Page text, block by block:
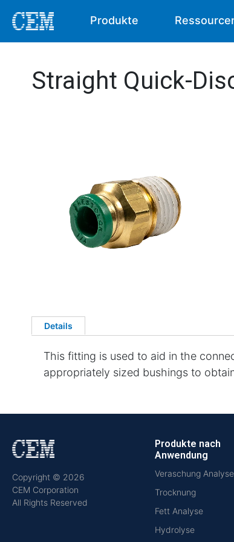
Produkte
Straight Quick-
Details
This fitting is used to aid in the
appropriately sized bushings to
Copyright © 2026
CEM Corporation
All Rights Reserved
Produkte nach
Anwendung
Veraschung Analyse
Trocknung
Fett Analyse
Hydrolyse